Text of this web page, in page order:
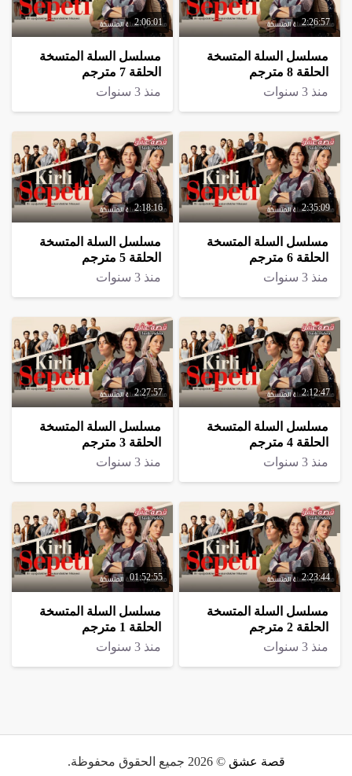
2:26:57
مسلسل السلة المتسخة
الحلقة 8 مترجم
منذ 3 سنوات
2:06:01
مسلسل السلة المتسخة
الحلقة 7 مترجم
منذ 3 سنوات
2:35:09
مسلسل السلة المتسخة
الحلقة 6 مترجم
منذ 3 سنوات
2:18:16
مسلسل السلة المتسخة
الحلقة 5 مترجم
منذ 3 سنوات
2:12:47
مسلسل السلة المتسخة
الحلقة 4 مترجم
منذ 3 سنوات
2:27:57
مسلسل السلة المتسخة
الحلقة 3 مترجم
منذ 3 سنوات
2:23:44
مسلسل السلة المتسخة
الحلقة 2 مترجم
منذ 3 سنوات
01:52:55
مسلسل السلة المتسخة
الحلقة 1 مترجم
منذ 3 سنوات
قصة عشق © 2026 جميع الحقوق محفوظة.